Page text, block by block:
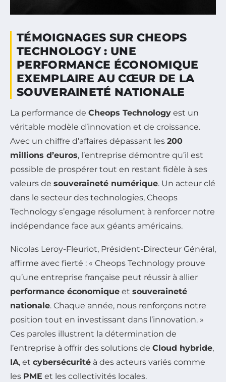
TÉMOIGNAGES SUR CHEOPS
TECHNOLOGY : UNE
PERFORMANCE ÉCONOMIQUE
EXEMPLAIRE AU CŒUR DE LA
SOUVERAINETÉ NATIONALE
La performance de Cheops Technology est un
véritable modèle d’innovation et de croissance.
Avec un chiffre d’affaires dépassant les 200
millions d’euros, l’entreprise démontre qu’il est
possible de prospérer tout en restant fidèle à ses
valeurs de souveraineté numérique. Un acteur clé
dans le secteur des technologies, Cheops
Technology s’engage résolument à renforcer notre
indépendance face aux géants américains.
Nicolas Leroy-Fleuriot, Président-Directeur Général,
affirme avec fierté : « Cheops Technology prouve
qu’une entreprise française peut réussir à allier
performance économique et souveraineté
nationale. Chaque année, nous renforçons notre
position tout en investissant dans l’innovation. »
Ces paroles illustrent la détermination de
l’entreprise à offrir des solutions de Cloud hybride,
IA, et cybersécurité à des acteurs variés comme
les PME et les collectivités locales.